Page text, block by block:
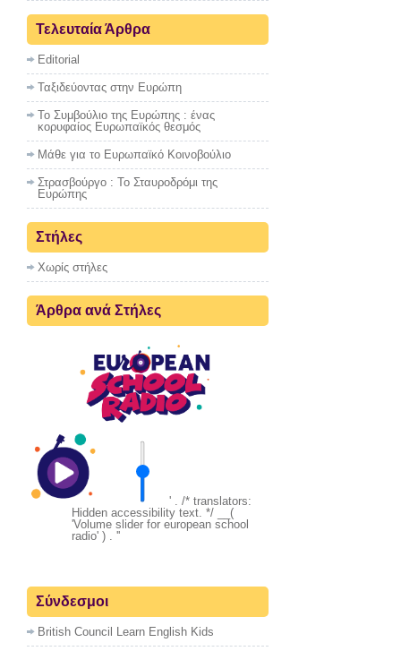
Τελευταία Άρθρα
Editorial
Ταξιδεύοντας στην Ευρώπη
Το Συμβούλιο της Ευρώπης : ένας
κορυφαίος Ευρωπαϊκός θεσμός
Μάθε για το Ευρωπαϊκό Κοινοβούλιο
Στρασβούργο : To Σταυροδρόμι της
Ευρώπης
Στήλες
Χωρίς στήλες
Άρθρα ανά Στήλες
' . /* translators:
Hidden accessibility text. */ __(
'Volume slider for european school
radio' ) . ''
Σύνδεσμοι
British Council Learn English Kids